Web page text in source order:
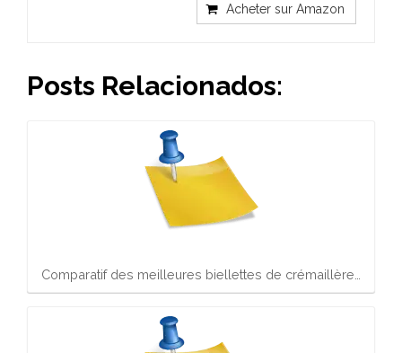
Acheter sur Amazon
Posts Relacionados:
Comparatif des meilleures biellettes de crémaillère…